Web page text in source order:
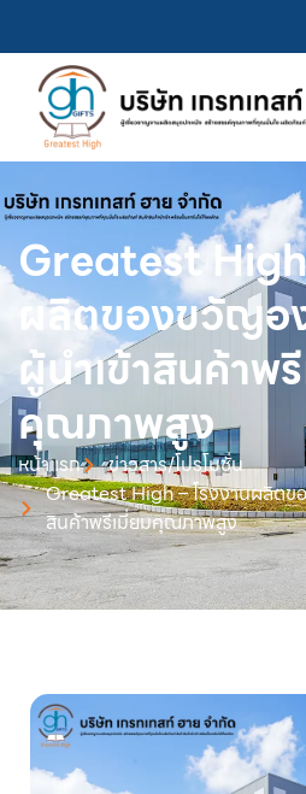
Greatest High
ผลิตของขวัญอ
ผู้นำเข้าสินค้าพ
คุณภาพสูง
หน้าเเรก
ข่าวสาร/โปรโมชั่น
Greatest High – โรงงานผลิตข
สินค้าพรีเมี่ยมคุณภาพสูง